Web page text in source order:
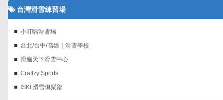
台灣滑雪練習場
小叮噹滑雪場
台北/台中/高雄｜滑雪學校
滑遍天下滑雪中心
Craftzy Sports
ISKI 滑雪俱樂部